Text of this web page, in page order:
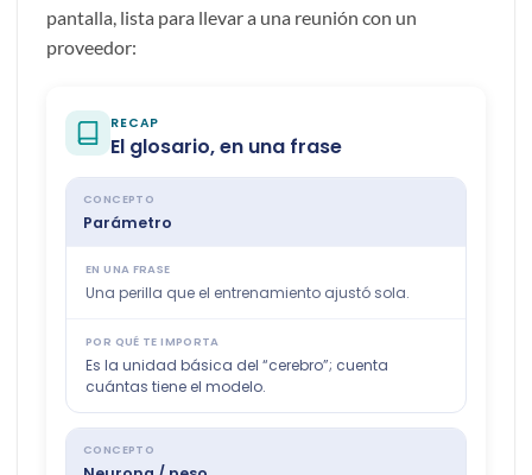
pantalla, lista para llevar a una reunión con un
proveedor: